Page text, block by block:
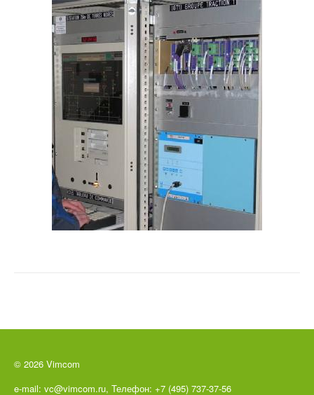
© 2026 Vimcom
e-mail: vc@vimcom.ru, Телефон: +7 (495) 737-37-56